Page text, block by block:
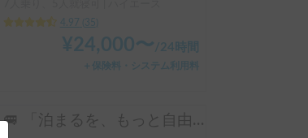
4.97 35
¥24,000〜/24時間
＋保険料・システム利用料
🚐 「泊まるを、もっと自由に。」「ワンちゃんも一緒に、旅に出よう。」ハイエースベースのラグジュアリーキャブコン！ 4人乗りで広々ゆったり快適空間 ・リアクーラー完備で移動中も後部座席も快適 ・揺れが少なく長距離でも快適な乗り心地 👉 初めてのキャンピングカーにもおすすめです！オプションキャンプ用品も充実してます。